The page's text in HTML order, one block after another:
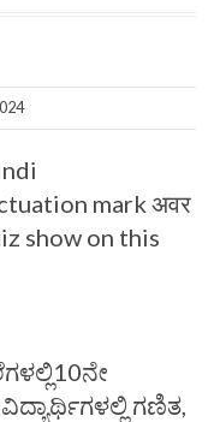
mark अवर
show on this
ಗಣಿತ,